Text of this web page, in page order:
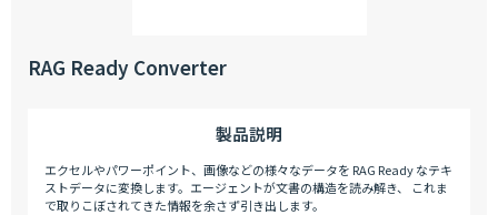
RAG Ready Converter
製品説明
エクセルやパワーポイント、画像などの様々なデータを RAG Ready なテキ
ストデータに変換します。エージェントが文書の構造を読み解き、 これま
で取りこぼされてきた情報を余さず引き出します。